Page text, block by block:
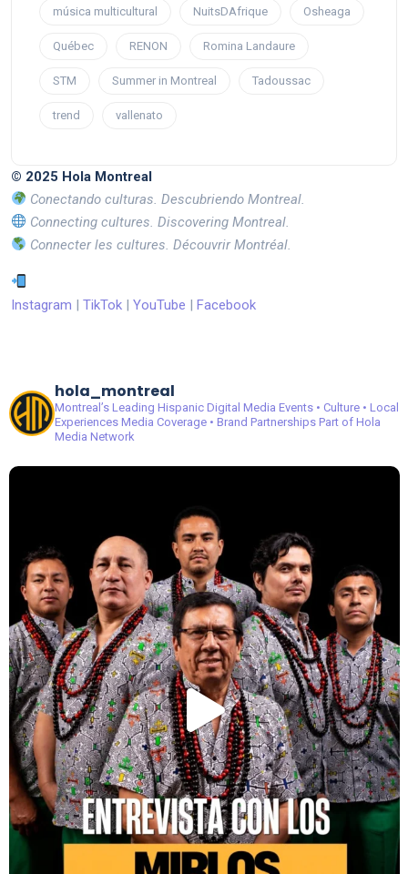
música multicultural NuitsDAfrique Osheaga
Québec RENON Romina Landaure
STM Summer in Montreal Tadoussac
trend vallenato
© 2025 Hola Montreal
Conectando culturas. Descubriendo Montreal.
Connecting cultures. Discovering Montreal.
Connecter les cultures. Découvrir Montréal.
Instagram | TikTok | YouTube | Facebook
hola_montreal
Montreal’s Leading Hispanic Digital Media Events • Culture • Local
ExperiencesMedia Coverage • Brand PartnershipsPart of Hola
Media Network